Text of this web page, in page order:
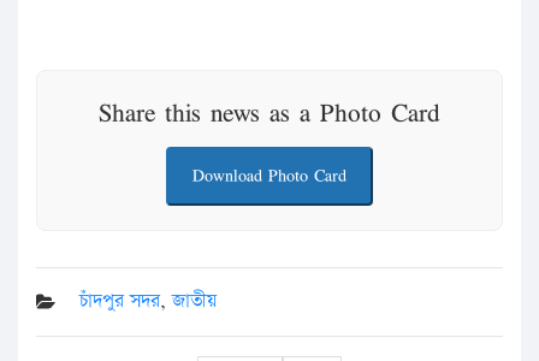
Share this news as a Photo Card
Download Photo Card
চাঁদপুর সদর,জাতীয়